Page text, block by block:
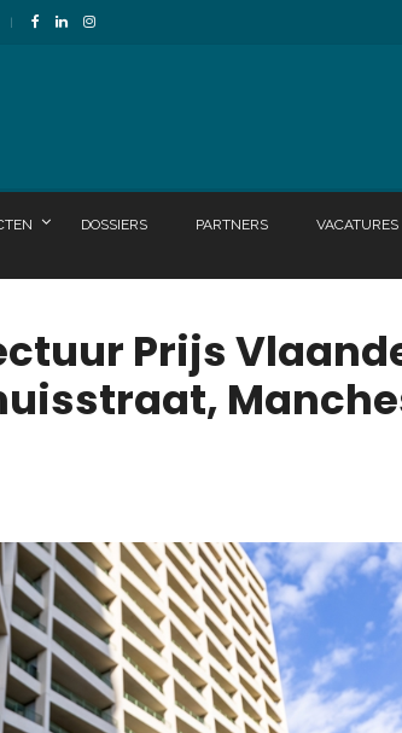
DOSSIERS PARTNERS VACATURES
Prijs